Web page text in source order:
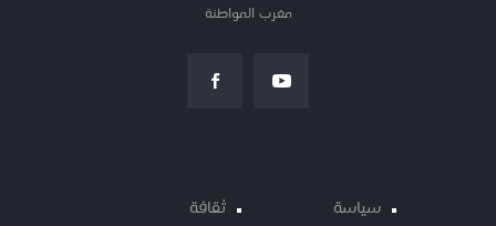
مغرب المواطنة
سياسة
ثقافة